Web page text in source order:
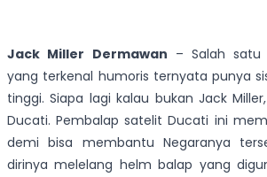
Jack Miller Dermawan – Salah satu
yang terkenal humoris ternyata punya
tinggi. Siapa lagi kalau bukan Jack
Ducati. Pembalap satelit Ducati ini
demi bisa membantu Negaranya
dirinya melelang helm balap yang